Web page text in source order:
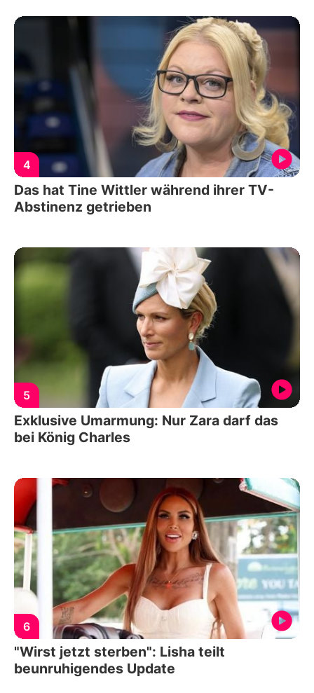
4
Das hat Tine Wittler während ihrer TV-
Abstinenz getrieben
5
Exklusive Umarmung: Nur Zara darf das
bei König Charles
6
"Wirst jetzt sterben": Lisha teilt
beunruhigendes Update